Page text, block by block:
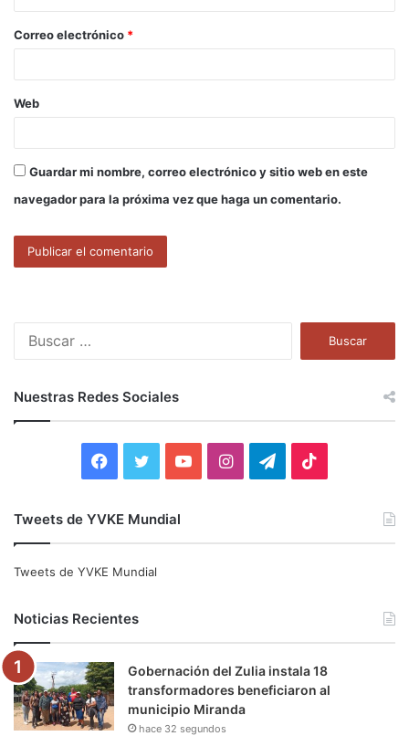
*
Correo electrónico *
Web
Guardar mi nombre, correo electrónico y sitio web en este
navegador para la próxima vez que haga un comentario.
r
:
Nuestras Redes Sociales
e
o
o
k
t
e
r
b
e
I
g
r
a
r
a
k
Tweets de YVKE Mundial
Tweets de YVKE Mundial
Noticias Recientes
Gobernación del Zulia instala 18
transformadores beneficiaron al
municipio Miranda
hace 32 segundos